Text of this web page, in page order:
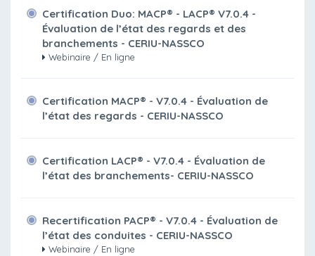
Certification Duo: MACP® - LACP® V7.0.4 -
Évaluation de l’état des regards et des
branchements - CERIU-NASSCO
Webinaire / En ligne
Certification MACP® - V7.0.4 - Évaluation de
l’état des regards - CERIU-NASSCO
Certification LACP® - V7.0.4 - Évaluation de
l’état des branchements- CERIU-NASSCO
Recertification PACP® - V7.0.4 - Évaluation de
l’état des conduites - CERIU-NASSCO
Webinaire / En ligne